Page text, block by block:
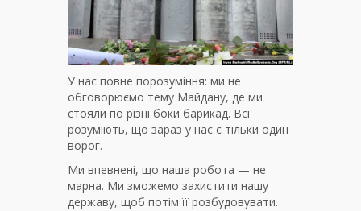
У нас повне порозуміння: ми не
обговорюємо тему Майдану, де ми
стояли по різні боки барикад. Всі
розуміють, що зараз у нас є тільки один
ворог.
Ми впевнені, що наша робота — не
марна. Ми зможемо захистити нашу
державу, щоб потім її розбудовувати.